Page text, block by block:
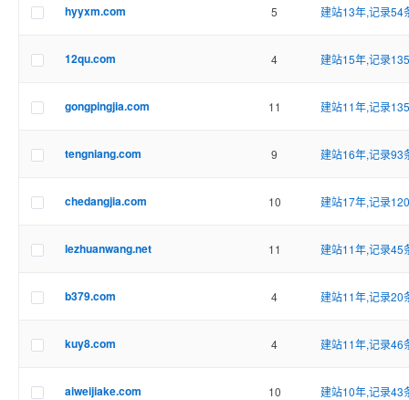
hyyxm.com 5 建站13年,记录54
12qu.com 4 建站15年,记录
gongpingjia.com 11 建站11年,记录
tengniang.com 9 建站16年,记录93
chedangjia.com 10 建站17年,记录
lezhuanwang.net 11 建站11年,记录45
b379.com 4 建站11年,记录20
kuy8.com 4 建站11年,记录46
aiweijiake.com 10 建站10年,记录43